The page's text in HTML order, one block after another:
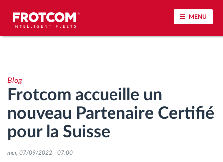
MENU
Analyse du comportement de conduite
Contrôle des temps de conduite
Gestion de la main-d’œuvre
Blog
Frotcom accueille un
nouveau Partenaire Certifié
pour la Suisse
mer, 07/09/2022 - 07:00